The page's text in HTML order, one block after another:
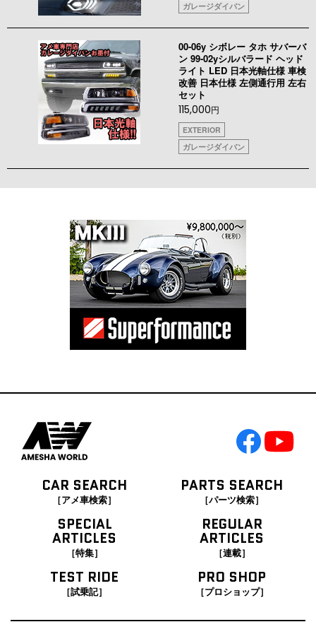
ガレージダイバン
00-06y シボレー タホ サバーバ
ン 99-02yシルバラード ヘッド
ライト LED 日本光軸仕様 車検
改善 日本仕様 左側通行用 左右
セット
115,000円
EXTERIOR
ガレージダイバン
CAR SEARCH
［アメ車検索］
PARTS SEARCH
［パーツ検索］
SPECIAL
ARTICLES
［特集］
REGULAR
ARTICLES
［連載］
TEST RIDE
［試乗記］
PRO SHOP
［プロショップ］